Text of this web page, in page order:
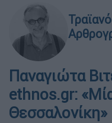
Παναγιώτα
ethnos.gr:
Θεσσαλονίκη»